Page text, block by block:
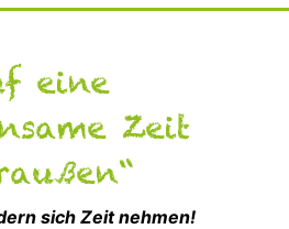
eine
Zeit
sich Zeit nehmen!